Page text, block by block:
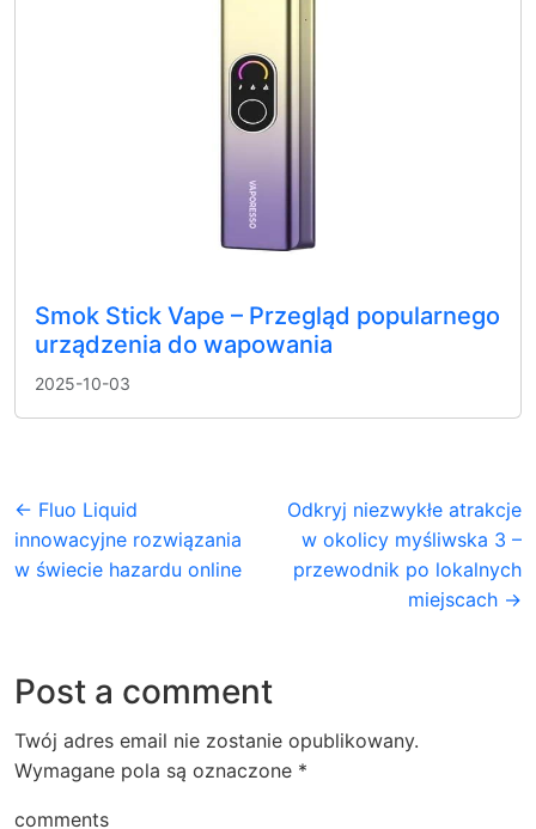
Smok Stick Vape – Przegląd popularnego
urządzenia do wapowania
2025-10-03
← Fluo Liquid
innowacyjne rozwiązania
w świecie hazardu online
Odkryj niezwykłe atrakcje
w okolicy myśliwska 3 –
przewodnik po lokalnych
miejscach →
Post a comment
Twój adres email nie zostanie opublikowany.
Wymagane pola są oznaczone *
comments